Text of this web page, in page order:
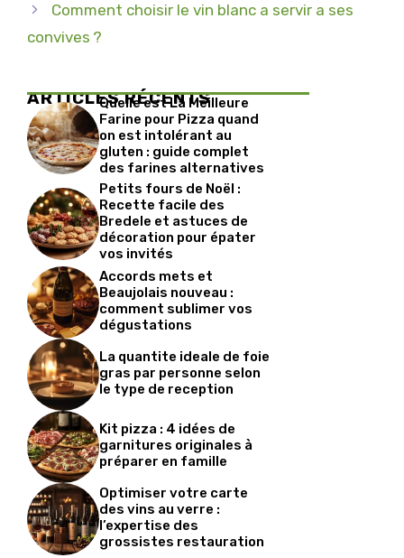
Comment choisir le vin blanc a servir a ses
convives ?
ARTICLES RÉCENTS
Quelle est La Meilleure
Farine pour Pizza quand
on est intolérant au
gluten : guide complet
des farines alternatives
Petits fours de Noël :
Recette facile des
Bredele et astuces de
décoration pour épater
vos invités
Accords mets et
Beaujolais nouveau :
comment sublimer vos
dégustations
La quantite ideale de foie
gras par personne selon
le type de reception
Kit pizza : 4 idées de
garnitures originales à
préparer en famille
Optimiser votre carte
des vins au verre :
l’expertise des
grossistes restauration